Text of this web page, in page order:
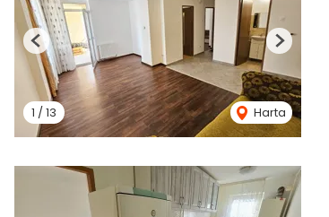
1 /13 Harta
Previous Next